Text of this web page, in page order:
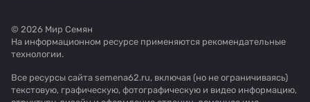
© 2026 Мир Семян
На информационном ресурсе применяются рекомендательные
технологии.
Все ресурсы сайта semena62.ru, включая (но не ограничиваясь)
текстовую, графическую, фотографическую и видео информацию,